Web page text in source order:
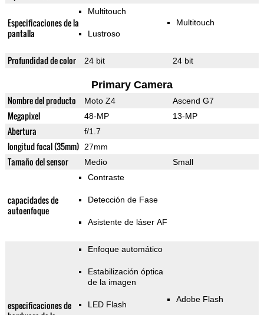
Especificaciones de la
pantalla
Multitouch
Lustroso
Multitouch
Profundidad de color 24 bit 24 bit
Primary Camera
Nombre del producto Moto Z4 Ascend G7
Megapixel 48-MP 13-MP
Abertura f/1.7
longitud focal (35mm) 27mm
Tamaño del sensor Medio Small
capacidades de
autoenfoque
Contraste
Detección de Fase
Asistente de láser AF
especificaciones de
Enfoque automático
Estabilización óptica
de la imagen
LED Flash
Adobe Flash